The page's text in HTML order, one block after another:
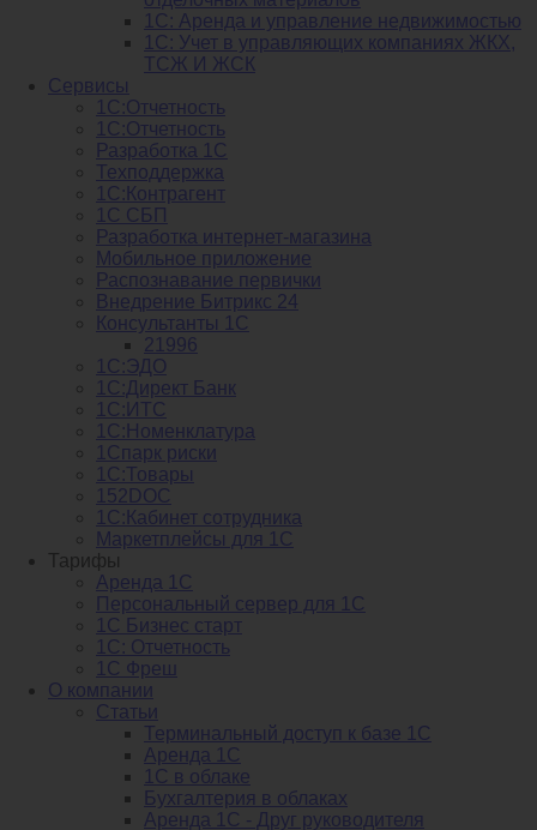
1С: Аренда и управление недвижимостью
1C: Учет в управляющих компаниях ЖКХ,
ТСЖ И ЖСК
Сервисы
1С:Отчетность
1С:Отчетность
Разработка 1С
Техподдержка
1С:Контрагент
1С СБП
Разработка интернет-магазина
Мобильное приложение
Распознавание первички
Внедрение Битрикс 24
Консультанты 1С
21996
1С:ЭДО
1С:Директ Банк
1С:ИТС
1С:Номенклатура
1Спарк риски
1С:Товары
152DOC
1С:Кабинет сотрудника
Маркетплейсы для 1С
Тарифы
Аренда 1С
Персональный сервер для 1С
1С Бизнес старт
1С: Отчетность
1C Фреш
О компании
Статьи
Терминальный доступ к базе 1С
Аренда 1С
1С в облаке
Бухгалтерия в облаках
Аренда 1С - Друг руководителя